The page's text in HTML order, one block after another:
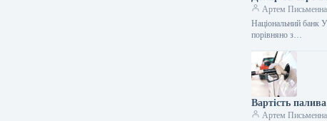
Артем Письменна
Національний банк
порівняно з…
Вартість
Артем Письменна